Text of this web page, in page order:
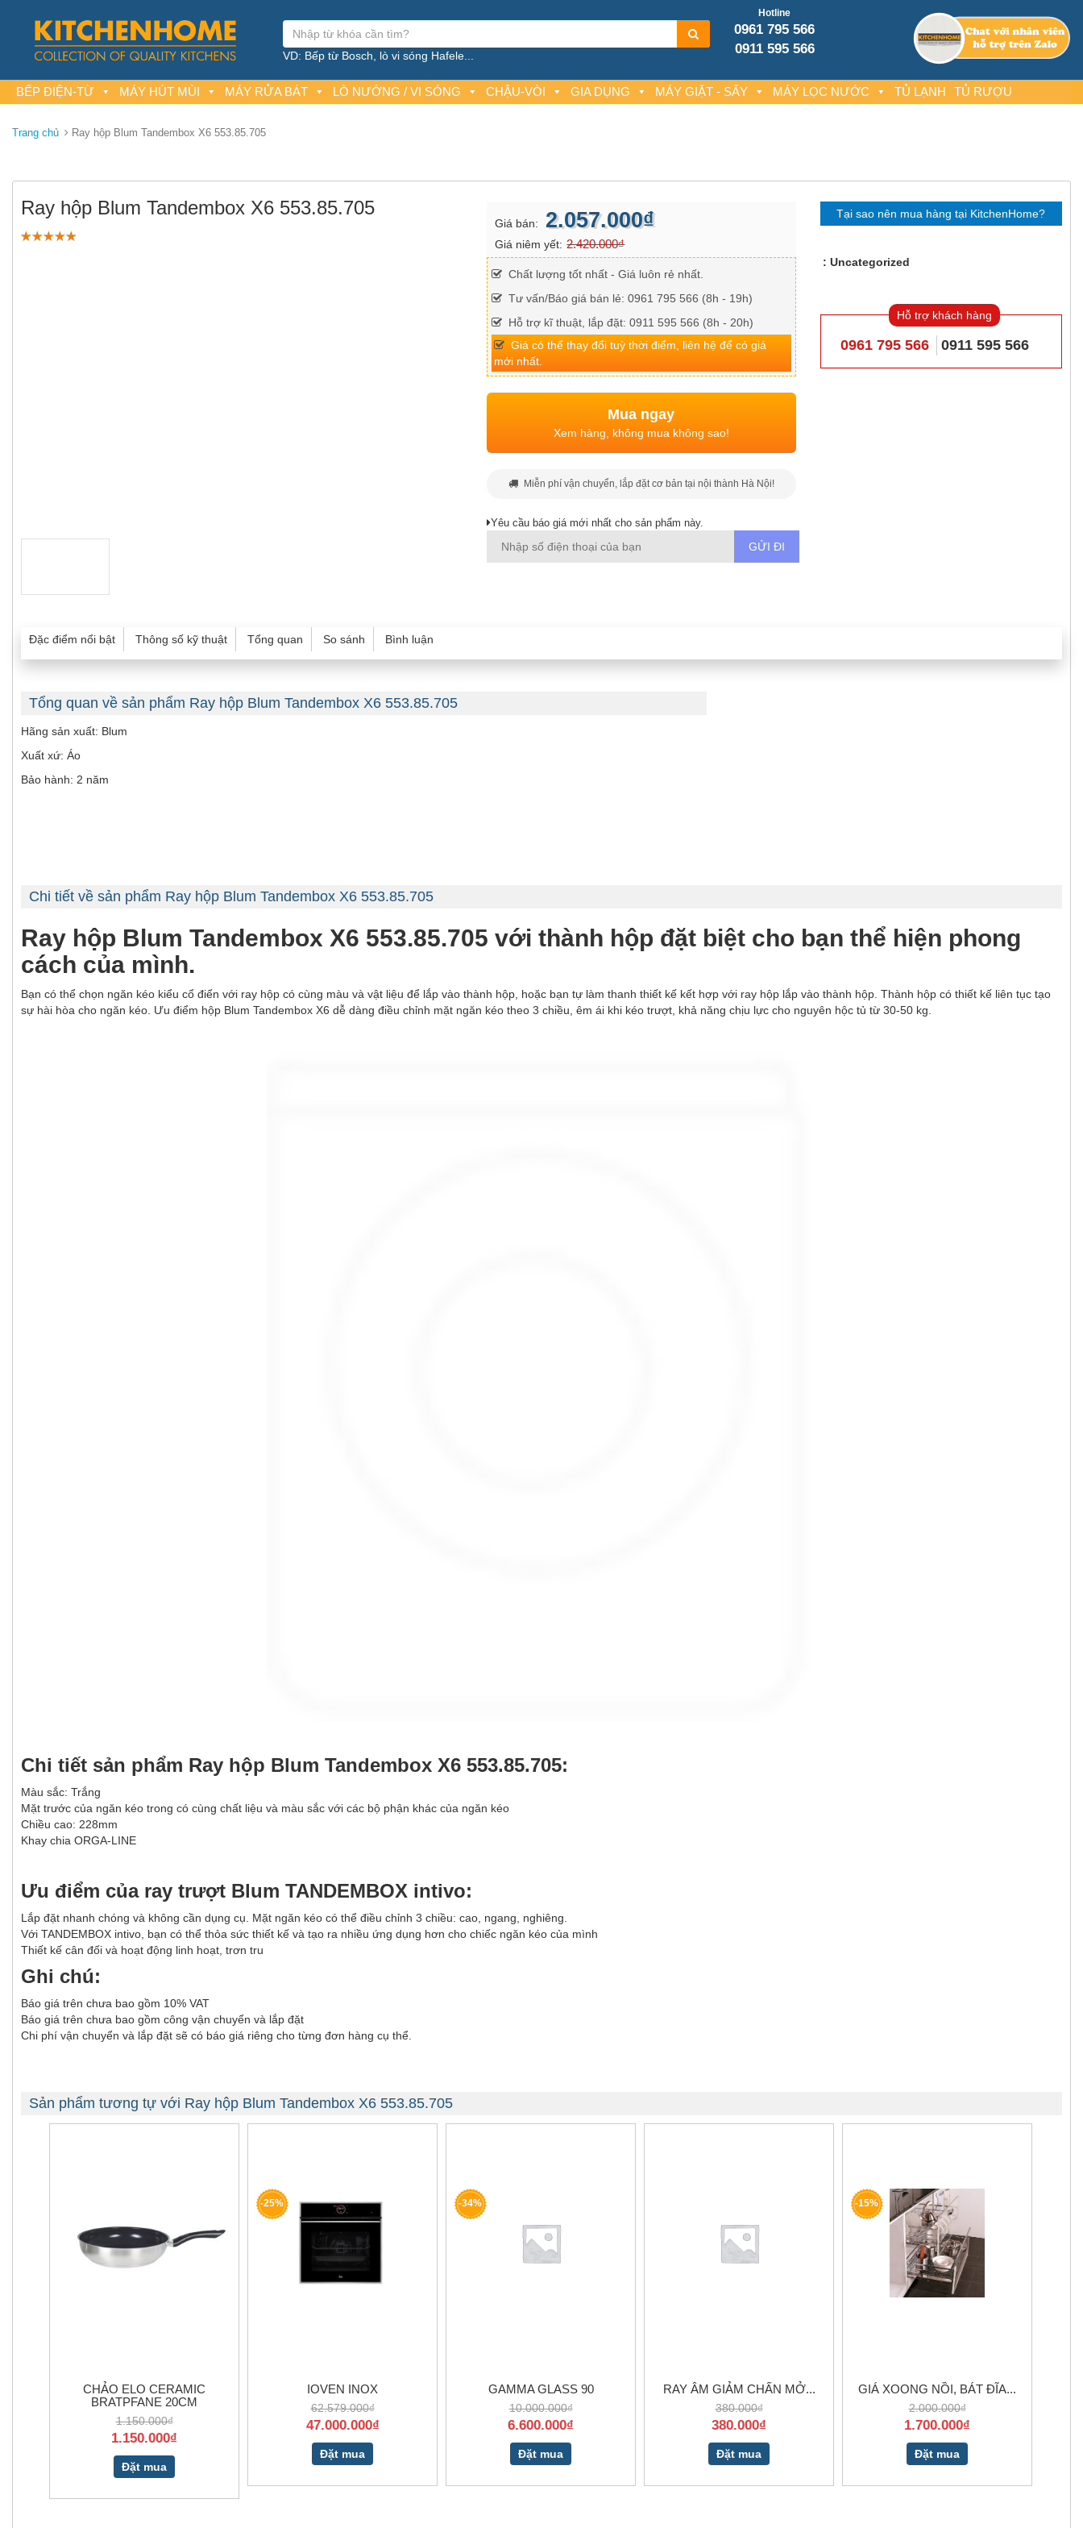
Hotline
0961 795 566
0911 595 566
VD: Bếp từ Bosch, lò vi sóng Hafele...
BẾP ĐIỆN-TỪ MÁY HÚT MÙI MÁY RỬA BÁT LÒ NƯỚNG / VI SÓNG CHẬU-VÒI GIA DỤNG MÁY GIẶT - SẤY MÁY LỌC NƯỚC TỦ LẠNH TỦ RƯỢU
Trang chủ Ray hộp Blum Tandembox X6 553.85.705
Ray hộp Blum Tandembox X6 553.85.705
Giá bán: 2.057.000₫
Giá niêm yết: 2.420.000₫
Chất lượng tốt nhất - Giá luôn rẻ nhất.
Tư vấn/Báo giá bán lẻ: 0961 795 566 (8h - 19h)
Hỗ trợ kĩ thuật, lắp đặt: 0911 595 566 (8h - 20h)
Giá có thể thay đổi tuỳ thời điểm, liên hệ để có giá
mới nhất.
Mua ngay
Xem hàng, không mua không sao!
Miễn phí vận chuyển, lắp đặt cơ bản tại nội thành Hà Nội!
Yêu cầu báo giá mới nhất cho sản phẩm này.
Tại sao nên mua hàng tại KitchenHome?
Uncategorized
Hỗ trợ khách hàng
0961 795 566 0911 595 566
Đặc điểm nổi bật Thông số kỹ thuật Tổng quan So sánh Bình luận
Tổng quan về sản phẩm Ray hộp Blum Tandembox X6 553.85.705
Hãng sản xuất: Blum
Xuất xứ: Áo
Bảo hành: 2 năm
Chi tiết về sản phẩm Ray hộp Blum Tandembox X6 553.85.705
Ray hộp Blum Tandembox X6 553.85.705 với thành hộp đặt biệt cho bạn thể hiện phong
cách của mình.
Bạn có thể chọn ngăn kéo kiểu cổ điển với ray hộp có cùng màu và vật liệu để lắp vào thành hộp, hoặc bạn tự làm thanh thiết kế kết hợp với ray hộp lắp vào thành hộp. Thành hộp có thiết kế liên tục tạo
sự hài hòa cho ngăn kéo. Ưu điểm hộp Blum Tandembox X6 dễ dàng điều chỉnh mặt ngăn kéo theo 3 chiều, êm ái khi kéo trượt, khả năng chịu lực cho nguyên hộc tủ từ 30-50 kg.
Chi tiết sản phẩm Ray hộp Blum Tandembox X6 553.85.705:
Màu sắc: Trắng
Mặt trước của ngăn kéo trong có cùng chất liệu và màu sắc với các bộ phận khác của ngăn kéo
Chiều cao: 228mm
Khay chia ORGA-LINE
Ưu điểm của ray trượt Blum TANDEMBOX intivo:
Lắp đặt nhanh chóng và không cần dụng cụ. Mặt ngăn kéo có thể điều chỉnh 3 chiều: cao, ngang, nghiêng.
Với TANDEMBOX intivo, bạn có thể thỏa sức thiết kế và tạo ra nhiều ứng dụng hơn cho chiếc ngăn kéo của mình
Thiết kế cân đối và hoạt động linh hoạt, trơn tru
Ghi chú:
Báo giá trên chưa bao gồm 10% VAT
Báo giá trên chưa bao gồm công vận chuyển và lắp đặt
Chi phí vận chuyển và lắp đặt sẽ có báo giá riêng cho từng đơn hàng cụ thể.
Sản phẩm tương tự với Ray hộp Blum Tandembox X6 553.85.705
CHẢO ELO CERAMIC
BRATPFANE 20CM
1.150.000₫
1.150.000₫
Đặt mua
-25%
IOVEN INOX
62.579.000₫
47.000.000₫
Đặt mua
-34%
GAMMA GLASS 90
10.000.000₫
6.600.000₫
Đặt mua
RAY ÂM GIẢM CHẤN MỞ...
380.000₫
380.000₫
Đặt mua
-15%
GIÁ XOONG NỒI, BÁT ĐĨA...
2.000.000₫
1.700.000₫
Đặt mua